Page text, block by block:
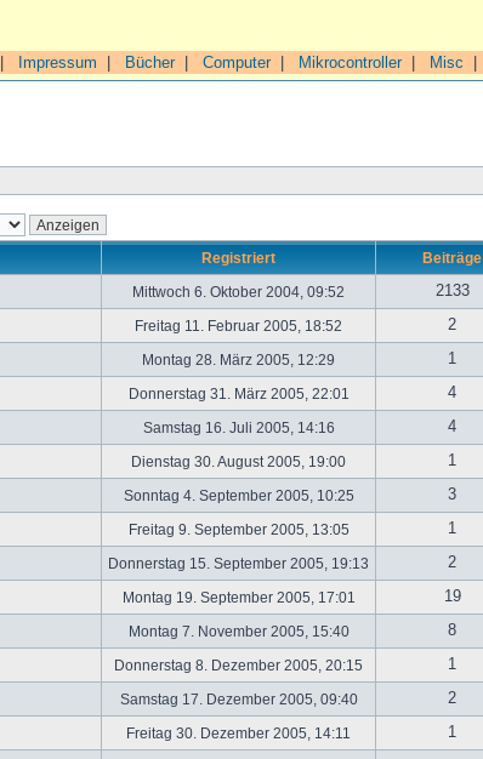
Impressum Bücher| Computer| Mikrocontroller| Misc
Registriert Beiträge
Mittwoch 6. Oktober 2004, 09:52 2133
Freitag 11. Februar 2005, 18:52
2
Montag 28. März 2005, 12:29
1
Donnerstag 31. März 2005, 22:01
4
Samstag 16. Juli 2005, 14:16
4
Dienstag 30. August 2005, 19:00
1
Sonntag 4. September 2005, 10:25
3
Freitag 9. September 2005, 13:05
1
Donnerstag 15. September 2005, 19:13
2
Montag 19. September 2005, 17:01
19
Montag 7. November 2005, 15:40
8
Donnerstag 8. Dezember 2005, 20:15
1
Samstag 17. Dezember 2005, 09:40
2
Freitag 30. Dezember 2005, 14:11
1